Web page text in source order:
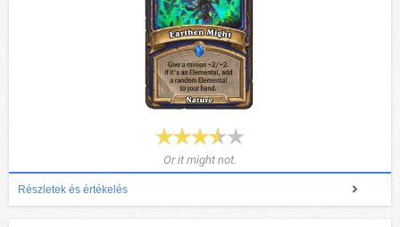
Or it might not.
Részletek és értékelés